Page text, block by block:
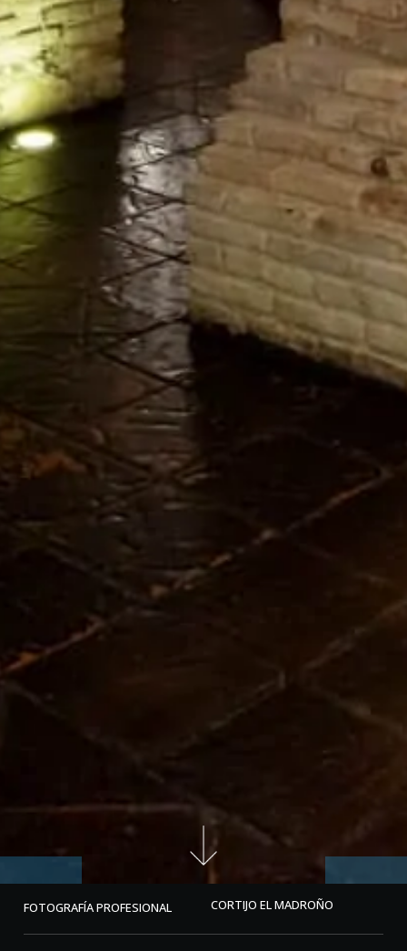
FOTOGRAFÍA PROFESIONAL CORTIJO EL MADROÑO